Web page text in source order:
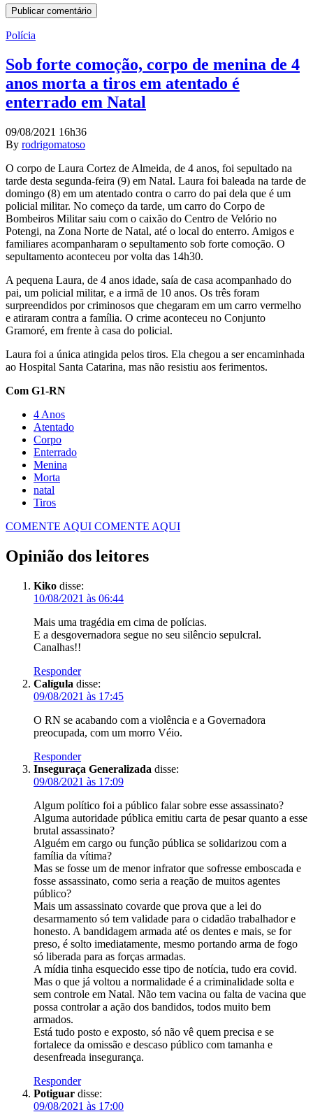
Polícia
Sob forte comoção, corpo de menina de 4
anos morta a tiros em atentado é
enterrado em Natal
09/08/2021 16h36
By rodrigomatoso
O corpo de Laura Cortez de Almeida, de 4 anos, foi sepultado na
tarde desta segunda-feira (9) em Natal. Laura foi baleada na tarde de
domingo (8) em um atentado contra o carro do pai dela que é um
policial militar. No começo da tarde, um carro do Corpo de
Bombeiros Militar saiu com o caixão do Centro de Velório no
Potengi, na Zona Norte de Natal, até o local do enterro. Amigos e
familiares acompanharam o sepultamento sob forte comoção. O
sepultamento aconteceu por volta das 14h30.
A pequena Laura, de 4 anos idade, saía de casa acompanhado do
pai, um policial militar, e a irmã de 10 anos. Os três foram
surpreendidos por criminosos que chegaram em um carro vermelho
e atiraram contra a família. O crime aconteceu no Conjunto
Gramoré, em frente à casa do policial.
Laura foi a única atingida pelos tiros. Ela chegou a ser encaminhada
ao Hospital Santa Catarina, mas não resistiu aos ferimentos.
Com G1-RN
4 Anos
Atentado
Corpo
Enterrado
Menina
Morta
natal
Tiros
COMENTE AQUI COMENTE AQUI
Opinião dos leitores
Kiko disse:
10/08/2021 às 06:44
Mais uma tragédia em cima de polícias.
E a desgovernadora segue no seu silêncio sepulcral.
Canalhas!!
Responder
Calígula disse:
09/08/2021 às 17:45
O RN se acabando com a violência e a Governadora
preocupada, com um morro Véio.
Responder
Inseguraça Generalizada disse:
09/08/2021 às 17:09
Algum político foi a público falar sobre esse assassinato?
Alguma autoridade pública emitiu carta de pesar quanto a esse
brutal assassinato?
Alguém em cargo ou função pública se solidarizou com a
família da vítima?
Mas se fosse um de menor infrator que sofresse emboscada e
fosse assassinato, como seria a reação de muitos agentes
público?
Mais um assassinato covarde que prova que a lei do
desarmamento só tem validade para o cidadão trabalhador e
honesto. A bandidagem armada até os dentes e mais, se for
preso, é solto imediatamente, mesmo portando arma de fogo
só liberada para as forças armadas.
A mídia tinha esquecido esse tipo de notícia, tudo era covid.
Mas o que já voltou a normalidade é a criminalidade solta e
sem controle em Natal. Não tem vacina ou falta de vacina que
possa controlar a ação dos bandidos, todos muito bem
armados.
Está tudo posto e exposto, só não vê quem precisa e se
fortalece da omissão e descaso público com tamanha e
desenfreada insegurança.
Responder
Potiguar disse:
09/08/2021 às 17:00